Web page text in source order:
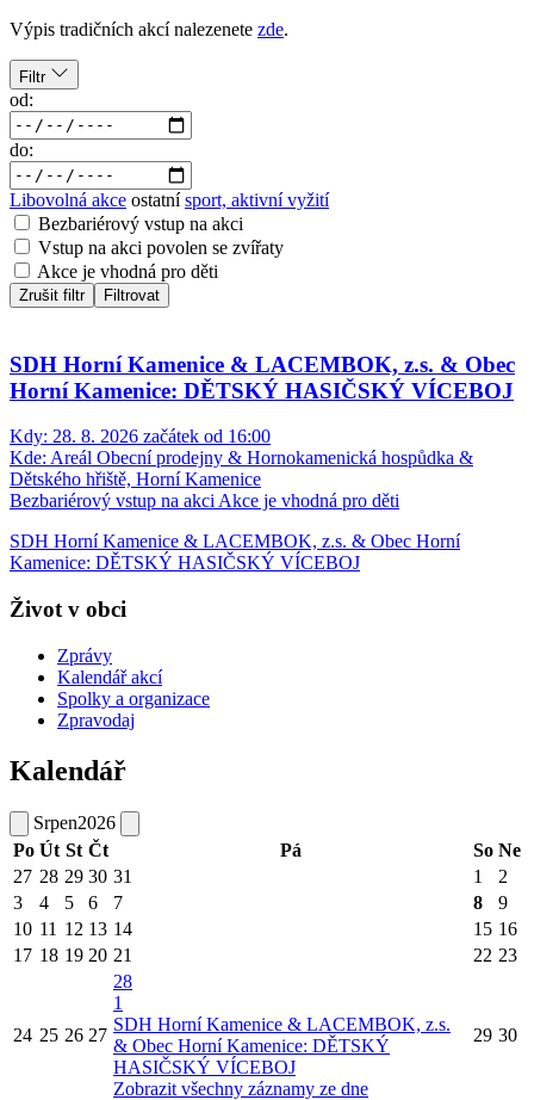
Výpis tradičních akcí nalezenete zde.
Filtr
od:
do:
Libovolná akce ostatní sport, aktivní vyžití
Bezbariérový vstup na akci
Vstup na akci povolen se zvířaty
Akce je vhodná pro děti
Zrušit filtr Filtrovat
SDH Horní Kamenice & LACEMBOK, z.s. & Obec
Horní Kamenice: DĚTSKÝ HASIČSKÝ VÍCEBOJ
Kdy: 28. 8. 2026 začátek od 16:00
Kde: Areál Obecní prodejny & Hornokamenická hospůdka &
Dětského hřiště, Horní Kamenice
Bezbariérový vstup na akci Akce je vhodná pro děti
SDH Horní Kamenice & LACEMBOK, z.s. & Obec Horní
Kamenice: DĚTSKÝ HASIČSKÝ VÍCEBOJ
Život v obci
Zprávy
Kalendář akcí
Spolky a organizace
Zpravodaj
Kalendář
Srpen2026
Po Út St Čt Pá So Ne
27 28 29 30 31 1
2
3
4 5 6 7 8
9
10 11 12 13 14 15 16
17 18 19 20 21 22 23
24 25 26 27
28
1
SDH Horní Kamenice & LACEMBOK, z.s.
& Obec Horní Kamenice: DĚTSKÝ
HASIČSKÝ VÍCEBOJ
Zobrazit všechny záznamy ze dne
29 30